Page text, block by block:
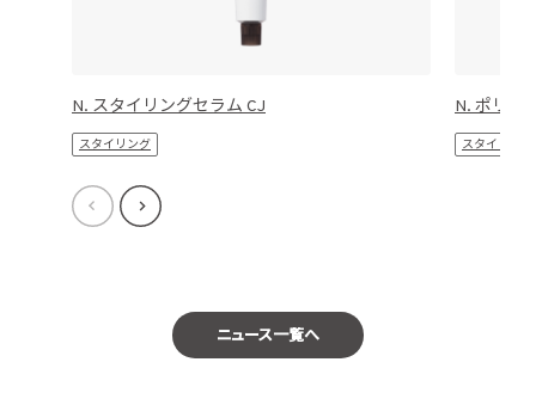
N. スタイリングセラム CJ
スタイリング
N. ポリッ
スタイリング
ニュース一覧へ